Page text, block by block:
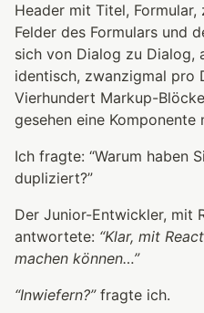
Header mit Titel,
Felder des Formulars und
sich von Dialog zu Dialog,
identisch, zwanzigmal pro
Vierhundert Markup-
gesehen eine Komponente
Ich fragte: “Warum haben
dupliziert?”
Der Junior-Entwickler, mit
antwortete: “Klar, mit
machen können…”
“Inwiefern?”fragte ich.